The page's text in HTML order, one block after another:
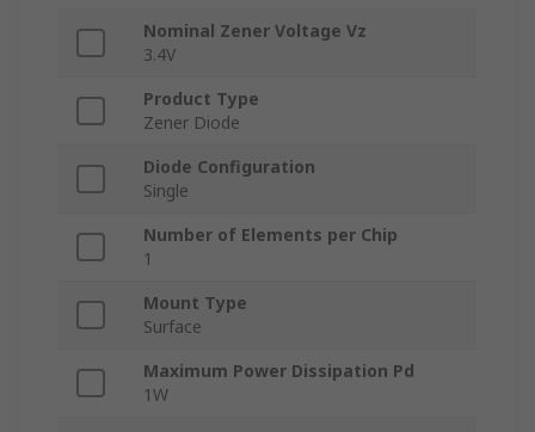
Nominal Zener Voltage Vz
3.4V
Product Type
Zener Diode
Diode Configuration
Single
Number of Elements per Chip
1
Mount Type
Surface
Maximum Power Dissipation Pd
1W